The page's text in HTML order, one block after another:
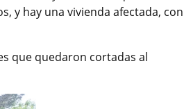
y hay una vivienda afectada, con
que quedaron cortadas al